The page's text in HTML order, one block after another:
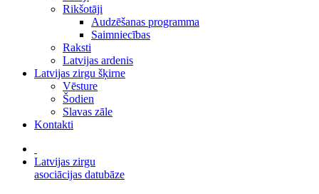
Rikšotāji
Audzēšanas programma
Saimniecības
Raksti
Latvijas ardenis
Latvijas zirgu šķirne
Vēsture
Šodien
Slavas zāle
Kontakti
Latvijas zirgu
asociācijas datubāze